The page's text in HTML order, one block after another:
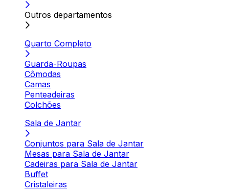
Outros departamentos
Quarto Completo
Guarda-Roupas
Cômodas
Camas
Penteadeiras
Colchões
Sala de Jantar
Conjuntos para Sala de Jantar
Mesas para Sala de Jantar
Cadeiras para Sala de Jantar
Buffet
Cristaleiras